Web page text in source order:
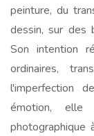
peinture, du
dessin, sur des
Son intention
ordinaires,
l'imperfection
émotion, elle
photographique